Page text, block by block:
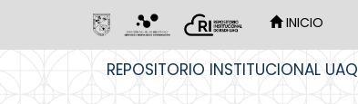
INICIO
REPOSITORIO INSTITUCIONAL UAQ